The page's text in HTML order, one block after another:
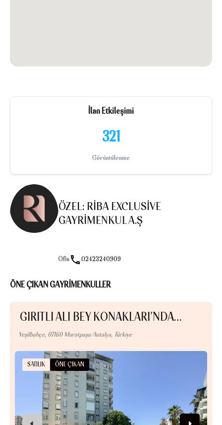
İlan Etkileşimi
321
Görüntülenme
ÖZEL: RIBA EXCLUSIVE
GAYRIMENKUL A.Ş
Ofis 02423240909
ÖNE ÇIKAN GAYRİMENKULLER
GIRITLI ALI BEY KONAKLARI’NDA…
Yeşilbahçe, 07160 Muratpaşa/Antalya, Türkiye
SATILIK ÖNE ÇIKAN